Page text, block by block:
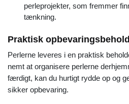
perleprojekter, som fremmer
tænkning.
Praktisk
Perlerne leveres i en praktisk
nemt at organisere perlerne
færdigt, kan du hurtigt rydde op og
sikker opbevaring.